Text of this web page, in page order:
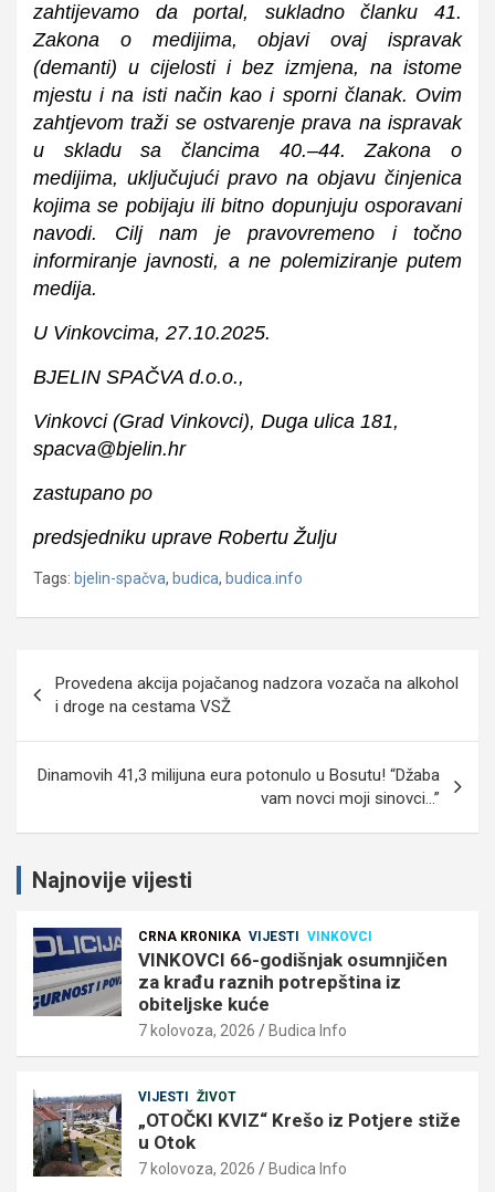
zahtijevamo da portal, sukladno članku 41.
Zakona o medijima, objavi ovaj ispravak
(demanti) u cijelosti i bez izmjena, na istome
mjestu i na isti način kao i sporni članak. Ovim
zahtjevom traži se ostvarenje prava na ispravak
u skladu sa člancima 40.–44. Zakona o
medijima, uključujući pravo na objavu činjenica
kojima se pobijaju ili bitno dopunjuju osporavani
navodi. Cilj nam je pravovremeno i točno
informiranje javnosti, a ne polemiziranje putem
medija.
U Vinkovcima, 27.10.2025.
BJELIN SPAČVA d.o.o.,
Vinkovci (Grad Vinkovci), Duga ulica 181,
spacva@bjelin.hr
zastupano po
predsjedniku uprave Robertu Žulju
Tags: bjelin-spačva, budica, budica.info
objava
Provedena akcija pojačanog nadzora vozača na alkohol
i droge na cestama VSŽ
Dinamovih 41,3 milijuna eura potonulo u Bosutu! “Džaba
vam novci moji sinovci…”
Najnovije vijesti
CRNA KRONIKA VIJESTI VINKOVCI
VINKOVCI 66-godišnjak osumnjičen
za krađu raznih potrepština iz
obiteljske kuće
7 kolovoza, 2026 Budica Info
VIJESTI ŽIVOT
„OTOČKI KVIZ“ Krešo iz Potjere stiže
u Otok
7 kolovoza, 2026 Budica Info